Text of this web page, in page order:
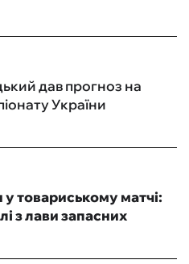
дав прогноз на
України
товариському матчі:
з лави запасних